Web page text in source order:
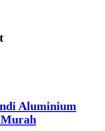
Aluminium